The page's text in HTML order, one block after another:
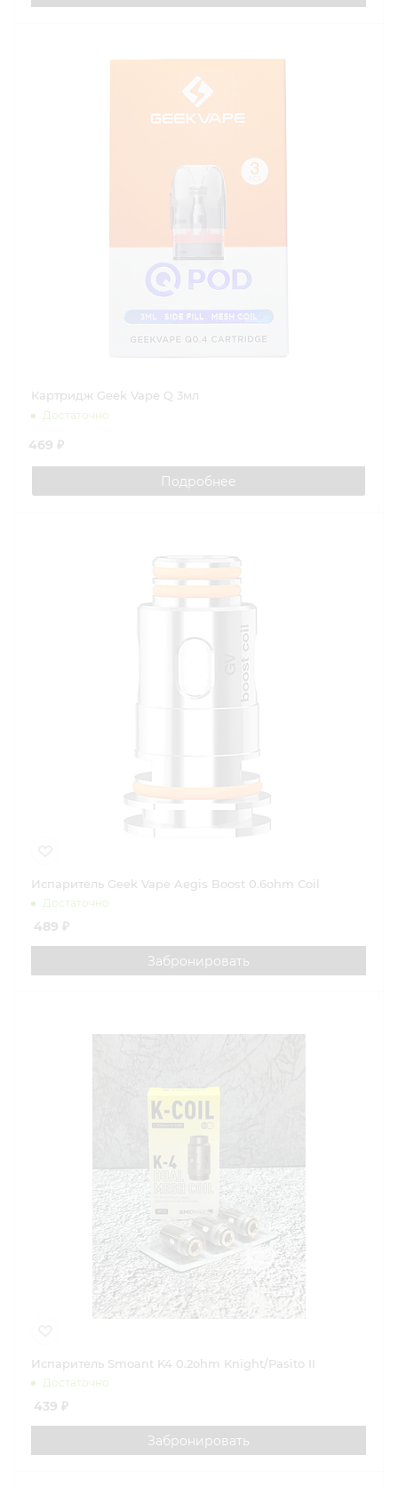
Картридж Geek Vape Q 3мл
Достаточно
469 ₽
Подробнее
Испаритель Geek Vape Aegis Boost 0.6ohm Coil
Достаточно
489 ₽
Забронировать
Испаритель Smoant K4 0.2ohm Knight/Pasito II
Достаточно
439 ₽
Забронировать